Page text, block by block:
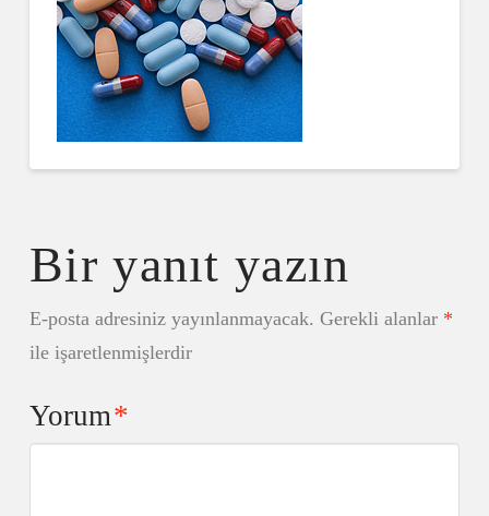
Bir yanıt yazın
E-posta adresiniz yayınlanmayacak. Gerekli alanlar *
ile işaretlenmişlerdir
Yorum*